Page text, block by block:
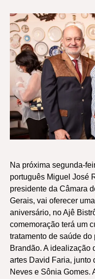
Na próxima segunda-
português Miguel José
presidente da Câmara
Gerais, vai oferecer
aniversário, no Ajê
comemoração terá um
tratamento de saúde
Brandão. A idealização
artes David Faria, junto
Neves e Sônia Gomes.